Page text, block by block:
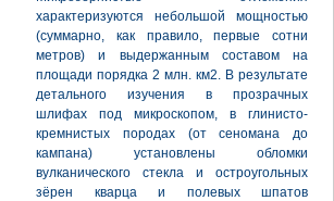
характеризуются небольшой мощностью
(суммарно, как правило, первые сотни
метров) и выдержанным составом на
площади порядка 2 млн. км2. В результате
детального изучения в прозрачных
шлифах под микроскопом, в глинисто-
кремнистых породах (от сеномана до
кампана) установлены обломки
вулканического стекла и остроугольных
зёрен кварца и полевых шпатов